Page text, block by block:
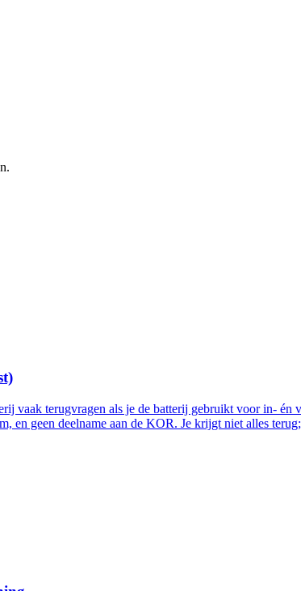
vaak terugvragen als je de batterij gebruikt voor in-
en geen deelname aan de KOR. Je krijgt niet alles